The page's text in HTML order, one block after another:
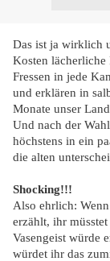
Das ist ja wirklich
Kosten lächerliche
Fressen in jede
und erklären in
Monate unser
Und nach der
höchstens in ein
die alten
Shocking!!!
Also ehrlich:
erzählt, ihr
Vasengeist würde
würdet ihr das